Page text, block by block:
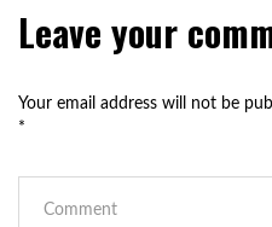
Leave your
Your email address will not be
*